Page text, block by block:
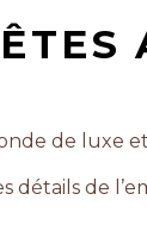
de luxe
détails de